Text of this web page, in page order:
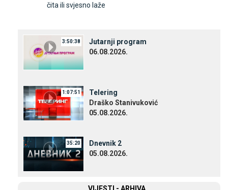
čita ili svjesno laže
3:50:38
Јutarnji program
06.08.2026.
1:07:51
Telering
Draško Stanivuković
05.08.2026.
35:20
Dnevnik 2
05.08.2026.